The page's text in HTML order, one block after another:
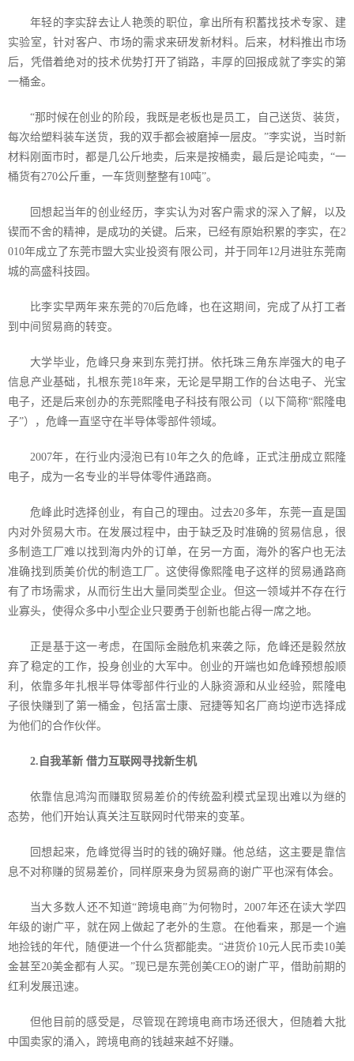
年轻的李实辞去让人艳羡的职位，拿出所有积蓄找技术专家、建
实验室，针对客户、市场的需求来研发新材料。后来，材料推出市场
后，凭借着绝对的技术优势打开了销路，丰厚的回报成就了李实的第
一桶金。
“那时候在创业的阶段，我既是老板也是员工，自己送货、装货，
每次给塑料装车送货，我的双手都会被磨掉一层皮。”李实说，当时新
材料刚面市时，都是几公斤地卖，后来是按桶卖，最后是论吨卖，“一
桶货有270公斤重，一车货则整整有10吨”。
回想起当年的创业经历，李实认为对客户需求的深入了解，以及
锲而不舍的精神，是成功的关键。后来，已经有原始积累的李实，在2
010年成立了东莞市盟大实业投资有限公司，并于同年12月进驻东莞南
城的高盛科技园。
比李实早两年来东莞的70后危峰，也在这期间，完成了从打工者
到中间贸易商的转变。
大学毕业，危峰只身来到东莞打拼。依托珠三角东岸强大的电子
信息产业基础，扎根东莞18年来，无论是早期工作的台达电子、光宝
电子，还是后来创办的东莞熙隆电子科技有限公司（以下简称“熙隆电
子”），危峰一直坚守在半导体零部件领域。
2007年，在行业内浸泡已有10年之久的危峰，正式注册成立熙隆
电子，成为一名专业的半导体零件通路商。
危峰此时选择创业，有自己的理由。过去20多年，东莞一直是国
内对外贸易大市。在发展过程中，由于缺乏及时准确的贸易信息，很
多制造工厂难以找到海内外的订单，在另一方面，海外的客户也无法
准确找到质美价优的制造工厂。这使得像熙隆电子这样的贸易通路商
有了市场需求，从而衍生出大量同类型企业。但这一领域并不存在行
业寡头，使得众多中小型企业只要勇于创新也能占得一席之地。
正是基于这一考虑，在国际金融危机来袭之际，危峰还是毅然放
弃了稳定的工作，投身创业的大军中。创业的开端也如危峰预想般顺
利，依靠多年扎根半导体零部件行业的人脉资源和从业经验，熙隆电
子很快赚到了第一桶金，包括富士康、冠捷等知名厂商均逆市选择成
为他们的合作伙伴。
2. 自我革新 借力互联网寻找新生机
依靠信息鸿沟而赚取贸易差价的传统盈利模式呈现出难以为继的
态势，他们开始认真关注互联网时代带来的变革。
回想起来，危峰觉得当时的钱的确好赚。他总结，这主要是靠信
息不对称赚的贸易差价，同样原来身为贸易商的谢广平也深有体会。
当大多数人还不知道“跨境电商”为何物时，2007年还在读大学四
年级的谢广平，就在网上做起了老外的生意。在他看来，那是一个遍
地捡钱的年代，随便进一个什么货都能卖。“进货价10元人民币卖10美
金甚至20美金都有人买。”现已是东莞创美CEO的谢广平，借助前期的
红利发展迅速。
但他目前的感受是，尽管现在跨境电商市场还很大，但随着大批
中国卖家的涌入，跨境电商的钱越来越不好赚。